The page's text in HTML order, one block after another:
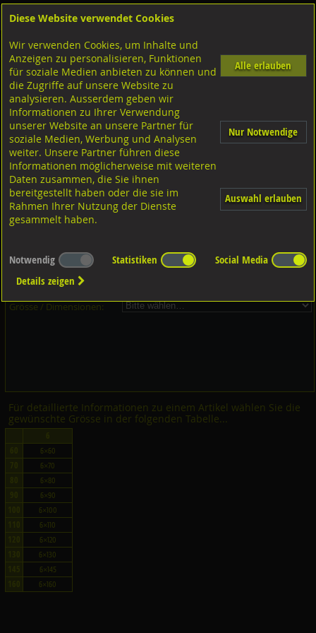
Shop Schrauben Senkkopfschrauben Justierschrauben uniFAST
Justierschraube uniFAST TX, 3584Z Stahl verzinkt
Dieser Artikel ist in 10 Grössen erhältlich - Bitte wählen Sie...
Artikel-Nr.:
Verpackungs-Einheit:
Grösse / Dimensionen:
Für detaillierte Informationen zu einem Artikel wählen Sie die
gewünschte Grösse in der folgenden Tabelle...
6×60
6×70
6×80
6×90
6×100
6×110
6×120
6×130
6×145
6×160
Diese Website verwendet Cookies
Wir verwenden Cookies, um Inhalte und
Anzeigen zu personalisieren, Funktionen
für soziale Medien anbieten zu können und
die Zugriffe auf unsere Website zu
analysieren. Ausserdem geben wir
Informationen zu Ihrer Verwendung
unserer Website an unsere Partner für
soziale Medien, Werbung und Analysen
weiter. Unsere Partner führen diese
Informationen möglicherweise mit weiteren
Daten zusammen, die Sie ihnen
bereitgestellt haben oder die sie im
Rahmen Ihrer Nutzung der Dienste
gesammelt haben.
Alle erlauben
Nur Notwendige
Auswahl erlauben
Notwendig Statistiken
Social Media
Details zeigen